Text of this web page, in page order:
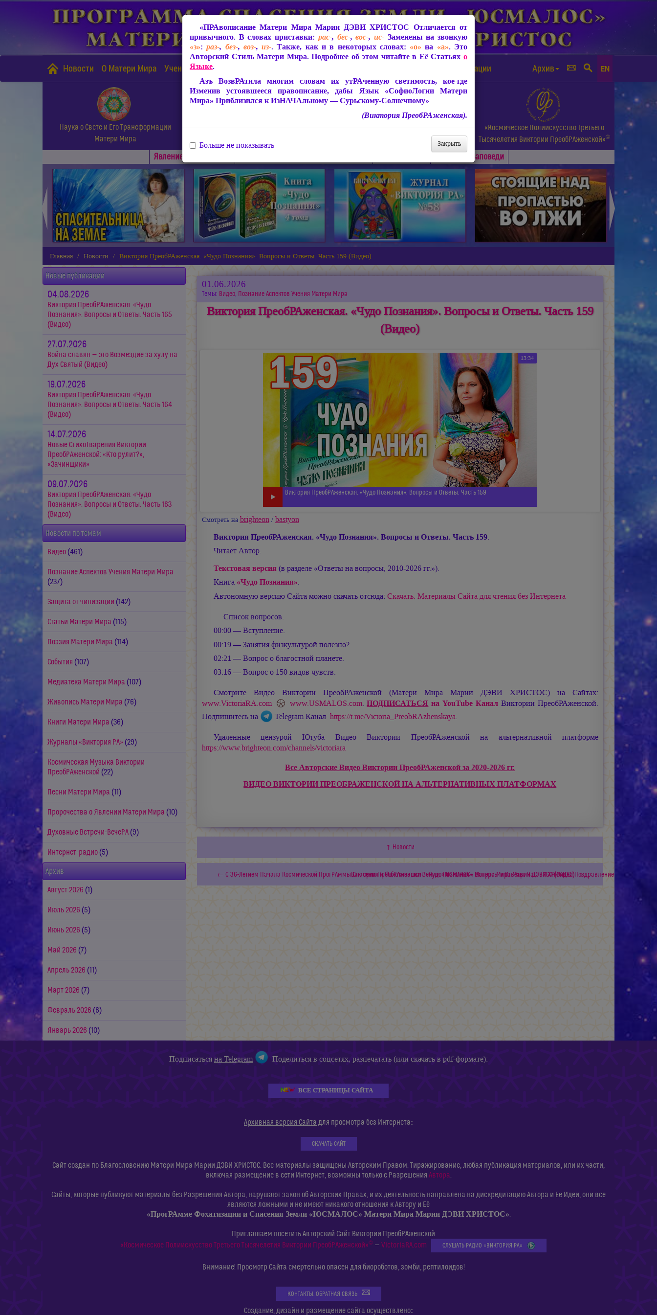
Новости О Матери Мира Учение Матери Мира Защита от чипизации Архив EN
Наука о Свете и Его Трансформации
Матери Мира
СофиоЛогия Матери Мира
Живое Слово Матери Мира.
Статьи, Книги, Видео, Аудио и др.
«Космическое Полиискусство Третьего
Тысячелетия Виктории ПреобРАженской»©
Явлениe Матери Мира Заповеди
◄ ►
Главная Новости Виктория ПреобРАженская. «Чудо Познания». Вопросы и Ответы. Часть 159 (Видео)
Новые публикации
04.08.2026
Виктория ПреобРАженская. «Чудо
Познания». Вопросы и Ответы. Часть 165
(Видео)
27.07.2026
Война славян — это Возмездие за хулу на
Дух Святый (Видео)
19.07.2026
Виктория ПреобРАженская. «Чудо
Познания». Вопросы и Ответы. Часть 164
(Видео)
14.07.2026
Новые СтихоТварения Виктории
ПреобРАженской: «Кто рулит?»,
«Зачинщики»
09.07.2026
Виктория ПреобРАженская. «Чудо
Познания». Вопросы и Ответы. Часть 163
(Видео)
Новости по темам
Видео (461)
Познание Аспектов Учения Матери Мира
(237)
Защита от чипизации (142)
Статьи Матери Мира (115)
Поэзия Матери Мира (114)
События (107)
Медиатека Матери Мира (107)
Живопись Матери Мира (76)
Книги Матери Мира (36)
Журналы «Виктория РА» (29)
Космическая Музыка Виктории
ПреобРАженской (22)
Песни Матери Мира (11)
Пророчества о Явлении Матери Мира (10)
Духовные Встречи-ВечеРА (9)
Интернет-радио (5)
Архив
Август 2026 (1)
Июль 2026 (5)
Июнь 2026 (5)
Май 2026 (7)
Апрель 2026 (11)
Март 2026 (7)
Февраль 2026 (6)
Январь 2026 (10)
01.06.2026
Темы: Видео, Познание Аспектов Учения Матери Мира
Виктория ПреобРАженская. «Чудо Познания». Вопросы и Ответы. Часть 159
(Видео)
13:34
Виктория ПреобРАженская. «Чудо Познания». Вопросы и Ответы. Часть 159
Смотреть на brighteon/bastyon
Виктория ПреобРАженская. «Чудо Познания». Вопросы и Ответы. Часть 159.
Читает Автор.
Текстовая версия(в разделе «Ответы на вопросы, 2010-2026 гг.»).
Книга «Чудо Познания».
Автономную версию Сайта можно скачать отсюда: Скачать. Материалы Сайта для чтения без Интернета
Список вопросов.
00:00 — Вступление.
00:19 — Занятия физкультурой полезно?
02:21 — Вопрос о благостной планете.
03:16 — Вопрос о 150 видов чувств.
Смотрите Видео Виктории ПреобРАженской (Матери Мира Марии ДЭВИ ХРИСТОС) на Сайтах:
www.VictoriaRA.com
www.USMALOS.com.ПОДПИСАТЬСЯ на YouTube Канал Виктории ПреобРАженской.
Подпишитесь на
Telegram Канал https://t.me/Victoria_PreobRAzhenskaya.
Удалённые цензурой Ютуба Видео Виктории ПреобРАженской на альтернативной платформе
https://www.brighteon.com/channels/victoriara
Все Авторские Видео Виктории ПреобРАженской за 2020-2026 гг.
ВИДЕО ВИКТОРИИ ПРЕОБРАЖЕНСКОЙ НА АЛЬТЕРНАТИВНЫХ ПЛАТФОРМАХ
↑ Новости
← С 36-Летием Начала Космической ПрогРАммы Спасения и Фохатизации Земли «ЮСМАЛОС» Матери Мира Марии ДЭВИ ХРИСТОС! Поздравление
Виктория ПреобРАженская. «Чудо Познания». Вопросы и Ответы. Часть 160 (Видео) →
«ПРАвописание Матери Мира Марии ДЭВИ ХРИСТОС Отличается от
привычного. В словах приставки: рас-, бес-,вос-, ис-Заменены на звонкую
«з»:раз-, без-, воз-,из-. Также, как и в некоторых словах: «о» на «а». Это
Авторский Стиль Матери Мира. Подробнее об этом читайте в Её Статьях о
Языке.
Азъ ВозвРАтила многим словам их утРАченную светимость, кое-где
Изменив устоявшееся правописание, дабы Язык «СофиоЛогии Матери
Мира» Приблизился к ИзНАЧАльному — Сурьскому-Солнечному»
(Виктория ПреобРАженская).
Закрыть
Больше не показывать
Подписатьсяна Telegram Поделиться в соцсетях, разпечатать (или скачать в pdf-формате):
ВСЕ СТРАНИЦЫ САЙТА
Архивная версия Сайта для просмотра без Интернета:
СКАЧАТЬ САЙТ
Сайт создан по Благословению Матери Мира Марии ДЭВИ ХРИСТОС. Все материалы защищены Авторским Правом. Тиражирование, любая публикация материалов, или их части,
включая размещение в сети Интернет, возможны только с Разрешения Автора.
Сайты, которые публикуют материалы без Разрешения Автора, нарушают закон об Авторских Правах, и их деятельность направлена на дискредитацию Автора и Её Идеи, они все
являются ложными и не имеют никакого отношения к Автору и Её
«ПрогРАмме Фохатизации и Спасения Земли «ЮСМАЛОС» Матери Мира Марии ДЭВИ ХРИСТОС».
Приглашаем посетить Авторский Сайт Виктории ПреобРАженской
«Космическое Полиискусство Третьего Тысячелетия Виктории ПреобРАженской»© — VictoriaRA.com СЛУШАТЬ РАДИО «ВИКТОРИЯ РА»
Внимание! Просмотр Сайта смертельно опасен для биороботов, зомби, рептилоидов!
КОНТАКТЫ. ОБРАТНАЯ СВЯЗЬ
Создание, дизайн и размещение сайта осуществлено: